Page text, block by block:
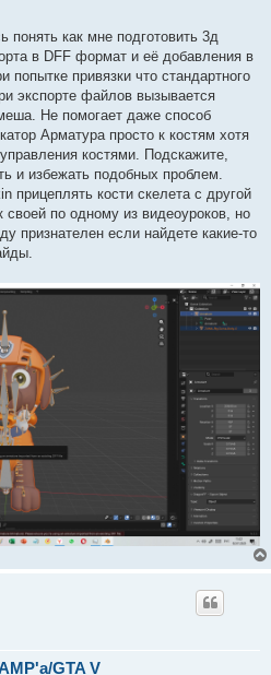
как мне подготовить 3д
в DFF формат и её добавления в
попытке привязки что стандартного
экспорте файлов вызывается
Не помогает даже способ
Арматура просто к костям хотя
костями. Подскажите,
и избежать подобных проблем.
прицеплять кости скелета с другой
по одному из видеоуроков, но
признателен если найдете какие-то
GTA V